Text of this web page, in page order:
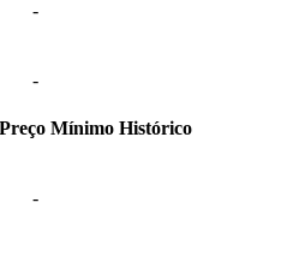
-
-
Preço Mínimo Histórico
-